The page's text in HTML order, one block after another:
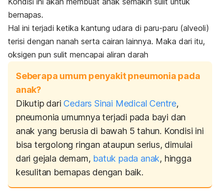
bernapas.
Hal ini terjadi ketika kantung udara di paru-paru (alveoli)
terisi dengan nanah serta cairan lainnya. Maka dari itu,
oksigen pun sulit mencapai aliran darah
Seberapa umum penyakit pneumonia pada
anak?
Dikutip dari Cedars Sinai Medical Centre,
pneumonia umumnya terjadi pada bayi dan
anak yang berusia di bawah 5 tahun. Kondisi ini
bisa tergolong ringan ataupun serius, dimulai
dari gejala demam, batuk pada anak, hingga
kesulitan bernapas dengan baik.